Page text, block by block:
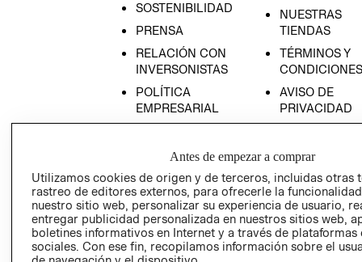
SOSTENIBILIDAD
PRENSA
RELACIÓN CON
INVERSONISTAS
POLÍTICA
EMPRESARIAL
NUESTRAS
TIENDAS
TÉRMINOS Y
CONDICIONES
AVISO DE
PRIVACIDAD
AVISO DE
LIBRO DE
Antes de empezar a comprar
Utilizamos cookies de origen y de terceros, incluidas otras
rastreo de editores externos, para ofrecerle la
nuestro sitio web, personalizar su experiencia de usuario,
entregar publicidad personalizada en nuestros sitios web,
boletines informativos en Internet y a través de plataformas
sociales. Con ese fin, recopilamos información sobre el